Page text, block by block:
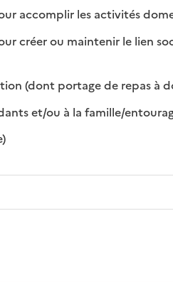
accomplir les activités
créer ou maintenir le lien
(dont portage de repas à
et/ou à la famille/
:
:
disponible